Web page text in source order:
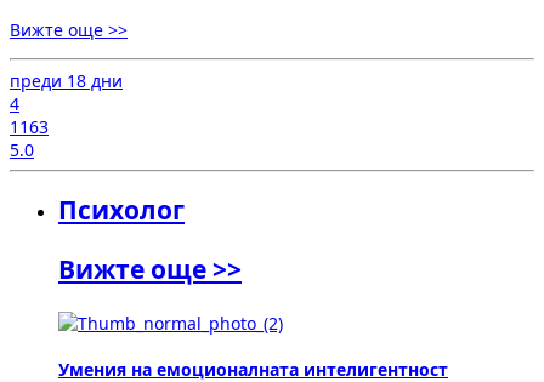
Вижте още >>
преди 18 дни
4
1163
5.0
Психолог
Вижте още >>
Умения на емоционалната интелигентност